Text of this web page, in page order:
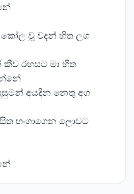
කෝල වූ වදන් හිත ලග
රහසට මා හිත
අයදින නෙතු අග
හංගාගෙන ලොවට